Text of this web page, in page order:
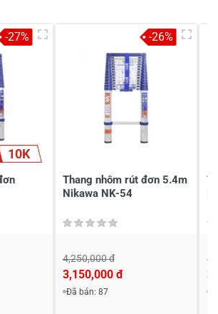
-
-
sẻ nhận xét về sản phẩm
Viết nhận xét của bạn
sản phẩm
10K
-27%
Thang nhôm rút đơn 5.4m
Nikawa NK-54
4,250,000 đ
3,150,000 đ
Đã bán: 87
-26%